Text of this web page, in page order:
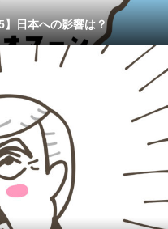
】日本への影響は？